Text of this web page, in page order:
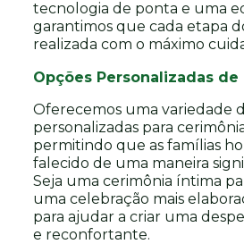
tecnologia de ponta e uma
garantimos que cada etapa
realizada com o máximo
Opções Personalizadas de
Oferecemos uma variedade
personalizadas para
permitindo que as famílias
falecido de uma maneira
Seja uma cerimônia íntima
uma celebração mais
para ajudar a criar uma
e reconfortante.